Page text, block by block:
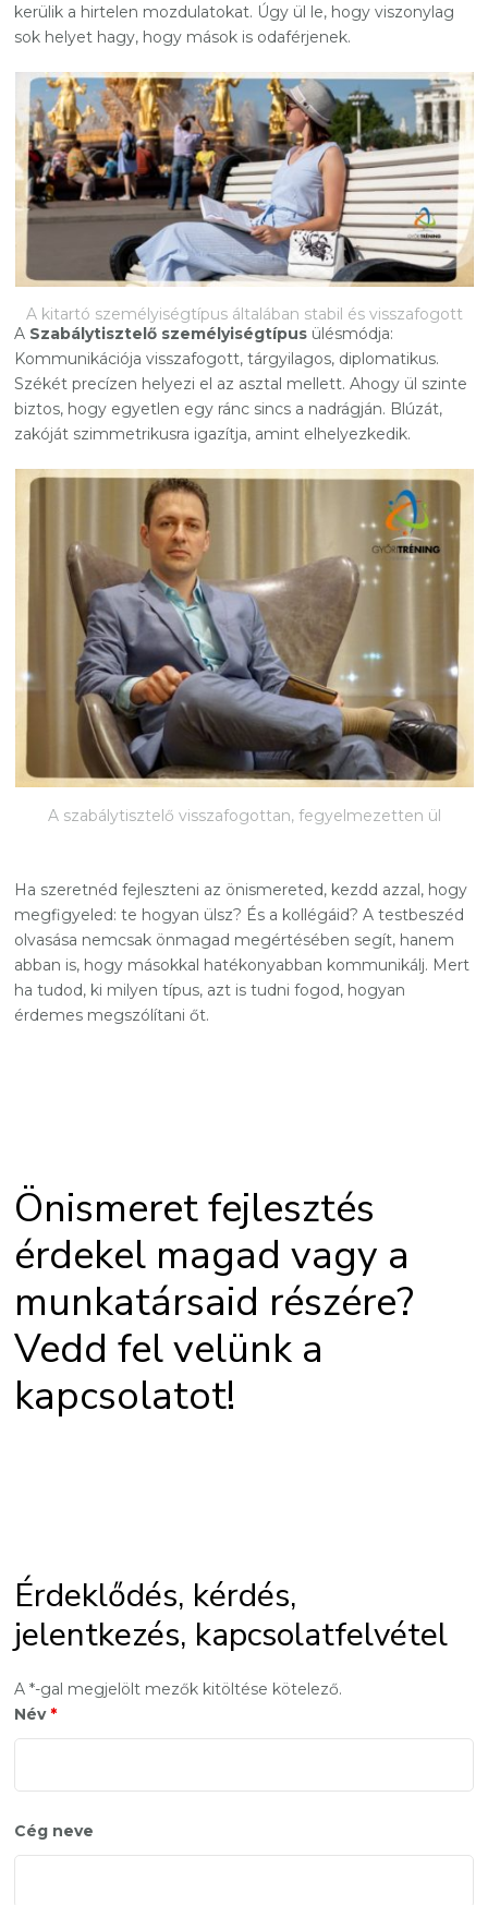
kerülik a hirtelen mozdulatokat. Úgy ül le, hogy viszonylag
sok helyet hagy, hogy mások is odaférjenek.
A kitartó személyiségtípus általában stabil és visszafogott
A Szabálytisztelő személyiségtípus ülésmódja:
Kommunikációja visszafogott, tárgyilagos, diplomatikus.
Székét precízen helyezi el az asztal mellett. Ahogy ül szinte
biztos, hogy egyetlen egy ránc sincs a nadrágján. Blúzát,
zakóját szimmetrikusra igazítja, amint elhelyezkedik.
A szabálytisztelő visszafogottan, fegyelmezetten ül
Ha szeretnéd fejleszteni az önismereted, kezdd azzal, hogy
megfigyeled: te hogyan ülsz? És a kollégáid? A testbeszéd
olvasása nemcsak önmagad megértésében segít, hanem
abban is, hogy másokkal hatékonyabban kommunikálj. Mert
ha tudod, ki milyen típus, azt is tudni fogod, hogyan
érdemes megszólítani őt.
Önismeret fejlesztés
érdekel magad vagy a
munkatársaid részére?
Vedd fel velünk a
kapcsolatot!
Érdeklődés, kérdés,
jelentkezés, kapcsolatfelvétel
A *-gal megjelölt mezők kitöltése kötelező.
Név *
Cég neve